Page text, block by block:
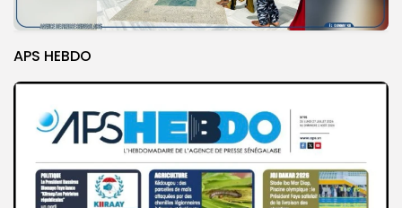
APS HEBDO